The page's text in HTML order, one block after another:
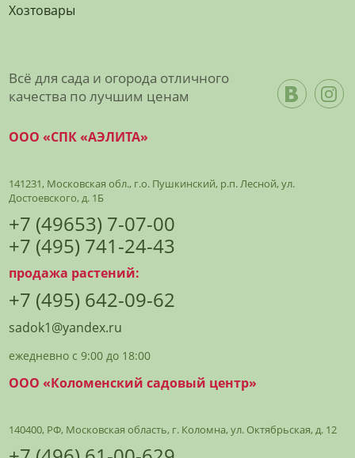
Хозтовары
Всё для сада и огорода отличного
качества по лучшим ценам
ООО «СПК «АЭЛИТА»
141231, Московская обл., г.о. Пушкинский, р.п. Лесной, ул.
Достоевского, д. 1Б
+7 (49653) 7-07-00
+7 (495) 741-24-43
продажа растений:
+7 (495) 642-09-62
sadok1@yandex.ru
ежедневно с 9:00 до 18:00
ООО «Коломенский садовый центр»
140400, РФ, Московская область, г. Коломна, ул. Октябрьская, д. 12